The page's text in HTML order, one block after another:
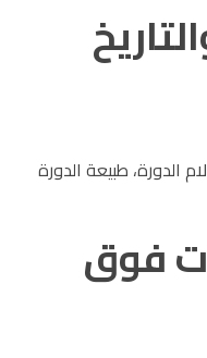
الدورة، طبيعة الدورة
فوق